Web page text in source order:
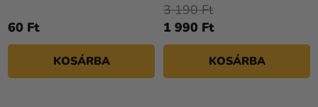
60 Ft
KOSÁRBA
1 990 Ft
3 190 Ft
KOSÁRBA